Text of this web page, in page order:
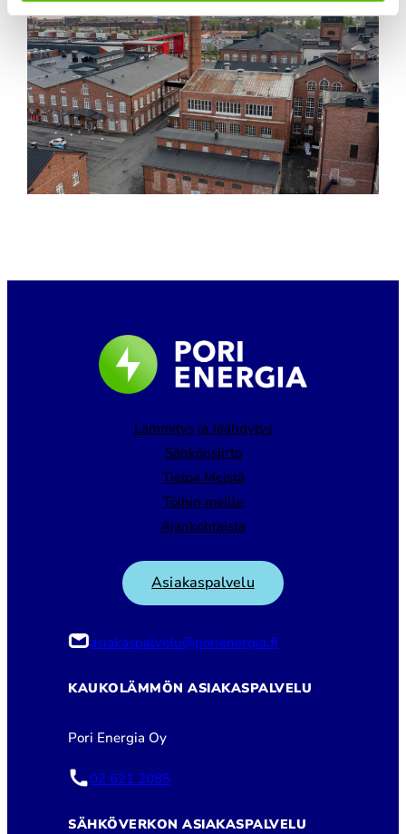
Lämmitys ja Jäähdytys
Sähkönsiirto
Tietoa Meistä
Töihin meille
Ajankohtaista
Asiakaspalvelu
asiakaspalvelu@porienergia.fi
KAUKOLÄMMÖN ASIAKASPALVELU
Pori Energia Oy
02 621 2085
SÄHKÖVERKON ASIAKASPALVELU